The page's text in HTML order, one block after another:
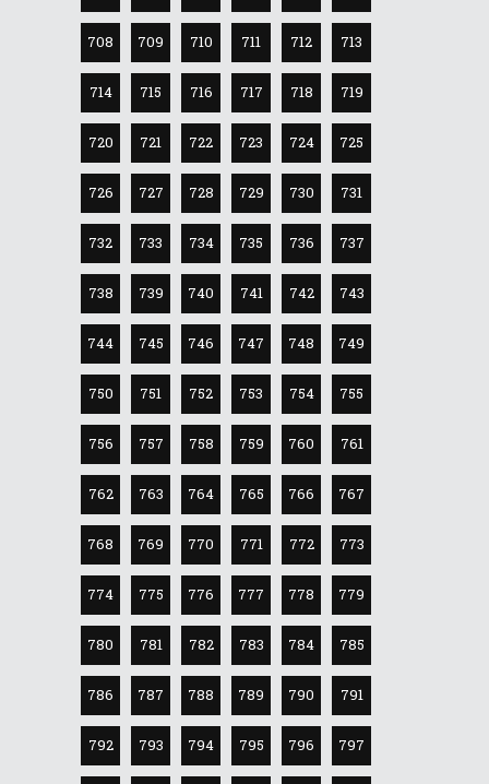
708 709 710 711 712 713
714 715 716 717 718 719
720 721 722 723 724 725
726 727 728 729 730 731
732 733 734 735 736 737
738 739 740 741 742 743
744 745 746 747 748 749
750 751 752 753 754 755
756 757 758 759 760 761
762 763 764 765 766 767
768 769 770 771 772 773
774 775 776 777 778 779
780 781 782 783 784 785
786 787 788 789 790 791
792 793 794 795 796 797